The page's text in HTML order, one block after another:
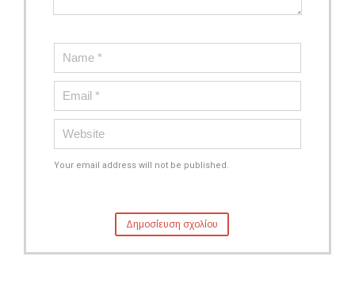
Your email address will not be published.